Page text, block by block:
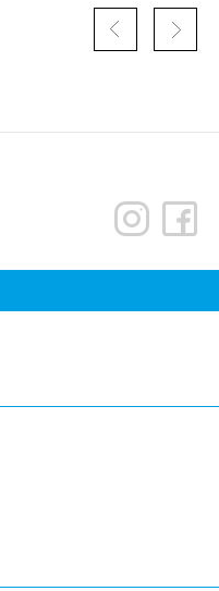
le ZAPS
Da lahko do nje
prijaviti.